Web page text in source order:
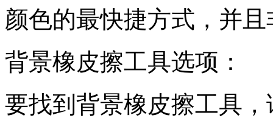
颜色的最快捷方式，并
背景橡皮擦工具选项：
要找到背景橡皮擦工具